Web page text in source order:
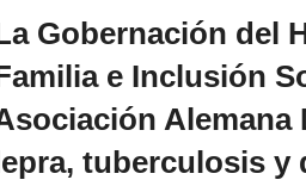
Gobernación del
e Inclusión
Alemana
tuberculosis y